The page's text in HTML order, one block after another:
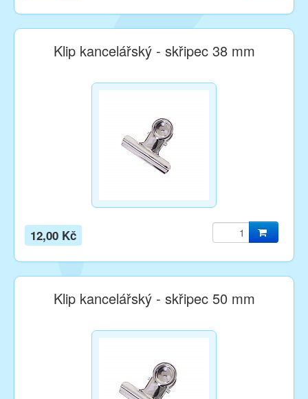
Klip kancelářský - skřipec 38 mm
12,00 Kč
Klip kancelářský - skřipec 50 mm